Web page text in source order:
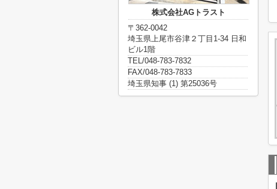
株式会社AGトラスト
〒362-0042
埼玉県上尾市谷津２丁目1-34 日和
ビル1階
TEL/048-783-7832
FAX/048-783-7833
埼玉県知事 (1) 第25036号